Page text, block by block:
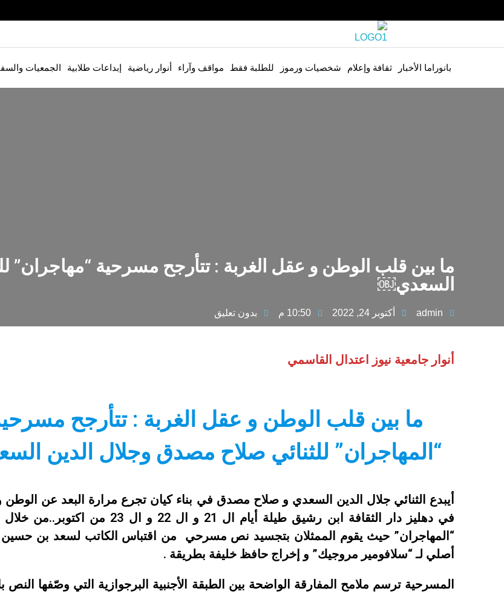
بانوراما الأخبار ثقافة وإعلام شخصيات ورموز للطلبة فقط مواقف وآراء أنوار رياضية إبداعات طلابية الجمعيات
ما بين قلب الوطن و عقل الغربة : تتأرجح مسرحية “مهاجران”
السعدي￼
admin أكتوبر 24, 2022 10:50 م بدون تعليق
أنوار جامعية نيوز اعتدال القاسمي
ما بين قلب الوطن و عقل الغربة : تتأرجح
“المهاجران” للثنائي صلاح مصدق وجلال الدين
أيبدع الثنائي جلال الدين السعدي و صلاح مصدق في بناء كيان تجرع مرارة البعد عن الوطن و
في دهليز دار الثقافة ابن رشيق طيلة أيام ال 21 و ال 22 و ال
“المهاجران” حيث يقوم الممثلان بتجسيد نص مسرحي من اقتباس الكاتب لسعد بن
أصلي لـ “سلافومير مروجيك” و إخراج حافظ خليفة بطريقة .
المسرحية ترسم ملامح المفارقة الواضحة بين الطبقة الأجنبية البرجوازية التي وصّفها النص